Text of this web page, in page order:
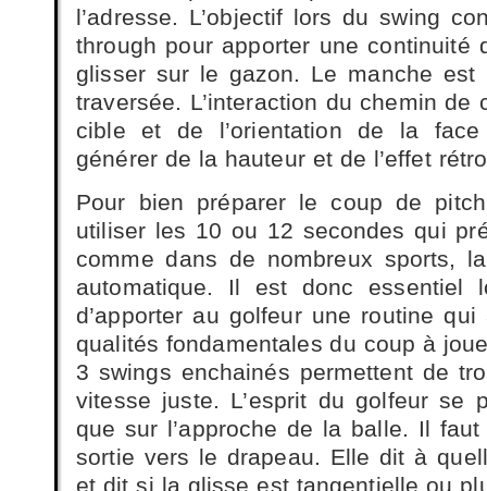
l’adresse. L’objectif lors du swing
through pour apporter une continuité
glisser sur le gazon. Le manche est
traversée. L’interaction du chemin
cible et de l’orientation de la
générer de la hauteur et de l’effet
Pour bien préparer le coup de
utiliser les 10 ou 12 secondes qui
comme dans de nombreux sports,
automatique. Il est donc essentiel
d’apporter au golfeur une routine
qualités fondamentales du coup à
3 swings enchainés permettent de
vitesse juste. L’esprit du golfeur se
que sur l’approche de la balle. Il
sortie vers le drapeau. Elle dit à
et dit si la glisse est tangentielle ou